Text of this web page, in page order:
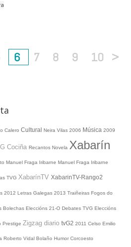
6 7 8 9 10 >
Calero Cultural Neira Vilas 2006 Música 2009
Cociña Recantos Novela Xabarín
Manuel Fraga Iribarne Manuel Fraga Iribarne
TVG XabarínTV XabarinTV-Rango2
2012 Letras Galegas 2013 Traiñeiras Fogos do
Bolechas Eleccións 21-O Debates TVG Eleccións
Prestige Zigzag diario tvG2 2011 Celso Emilio
Roberto Vidal Bolaño Humor Corcoesto